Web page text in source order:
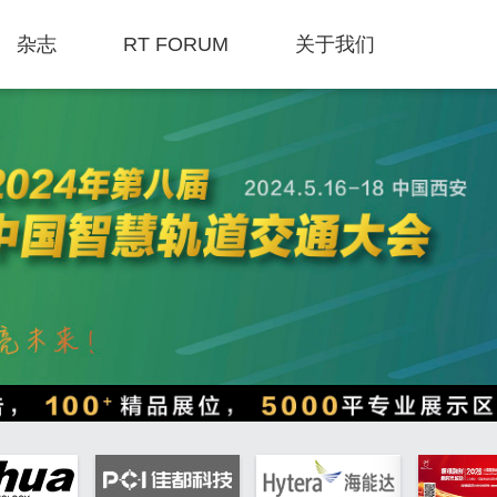
杂志 RT FORUM 关于我们